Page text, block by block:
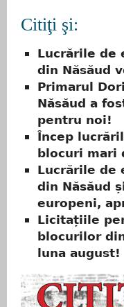
Citiţi şi:
Lucrările de
din Năsăud
Primarul
Năsăud a
pentru noi!
Încep
blocuri mari
Lucrările de
din Năsăud
europeni,
Licitațiile
blocurilor
luna august!